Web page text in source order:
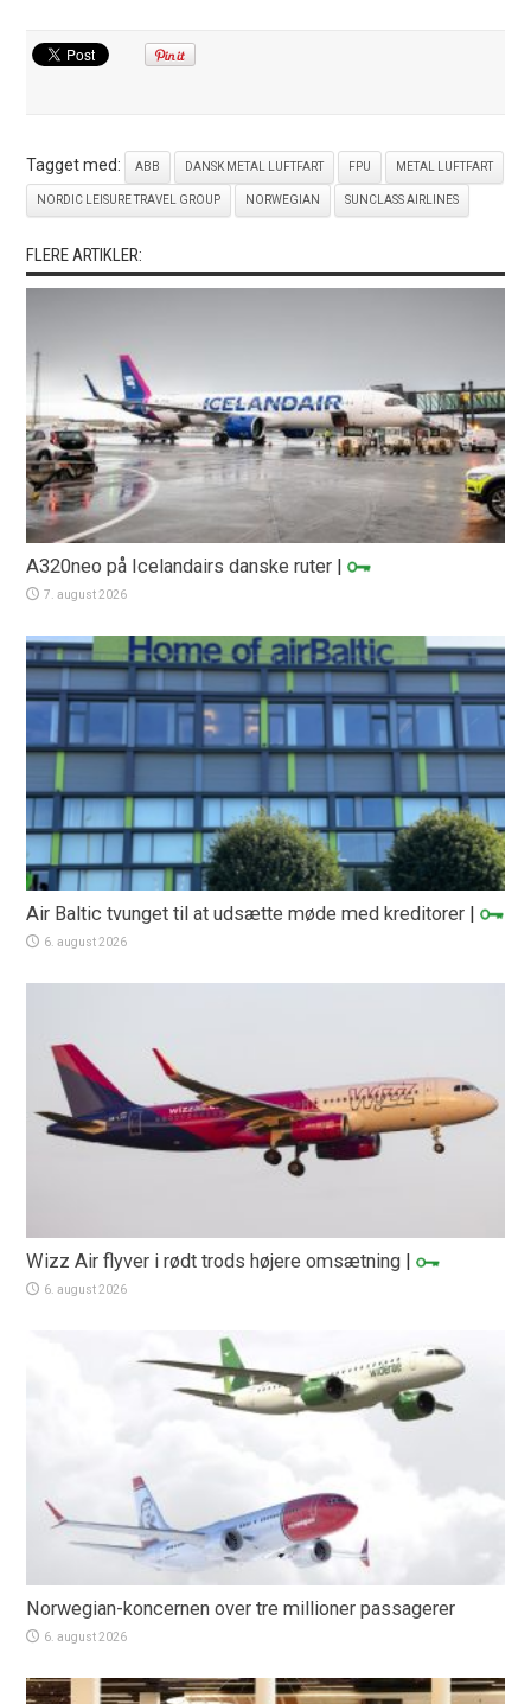
Tagget med: ABB DANSK METAL LUFTFART FPU METAL LUFTFART
NORDIC LEISURE TRAVEL GROUP NORWEGIAN SUNCLASS AIRLINES
FLERE ARTIKLER:
A320neo på Icelandairs danske ruter |
7. august 2026
Air Baltic tvunget til at udsætte møde med kreditorer |
6. august 2026
Wizz Air flyver i rødt trods højere omsætning |
6. august 2026
Norwegian-koncernen over tre millioner passagerer
6. august 2026